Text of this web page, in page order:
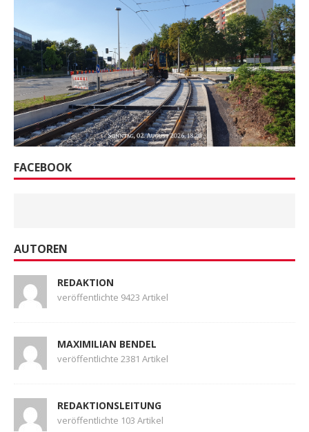
FACEBOOK
AUTOREN
REDAKTION
veröffentlichte 9423 Artikel
MAXIMILIAN BENDEL
veröffentlichte 2381 Artikel
REDAKTIONSLEITUNG
veröffentlichte 103 Artikel